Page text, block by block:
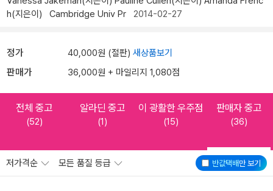
h(지은이)
Cambridge Univ Pr 2014-02-27
정가 40,000원 (절판) 새상품보기
판매가 36,000원 + 마일리지 1,080점
전체 중고
(52)
알라딘 중고
(1)
이 광활한 우주점
(15)
판매자 중고
(36)
반값택배만 보기
저가격순 모든 품질 등급